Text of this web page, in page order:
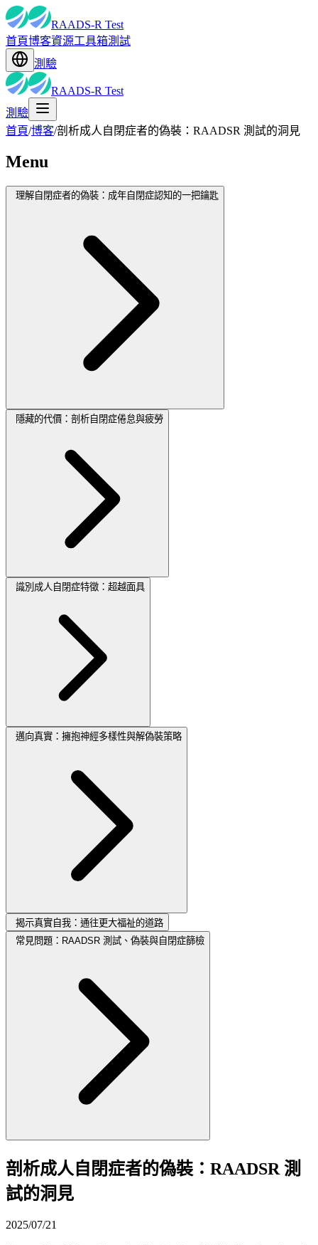
RAADS-R Test
首頁博客資源工具箱測試
測驗
RAADS-R Test
測驗
首頁/博客/剖析成人自閉症者的偽裝：RAADSR 測試的洞見
Menu
理解自閉症者的偽裝：成年自閉症認知的一把鑰匙
隱藏的代價：剖析自閉症倦怠與疲勞
識別成人自閉症特徵：超越面具
邁向真實：擁抱神經多樣性與解偽裝策略
揭示真實自我：通往更大福祉的道路
常見問題：RAADSR 測試、偽裝與自閉症篩檢
剖析成人自閉症者的偽裝：RAADSR 測
試的洞見
2025/07/21